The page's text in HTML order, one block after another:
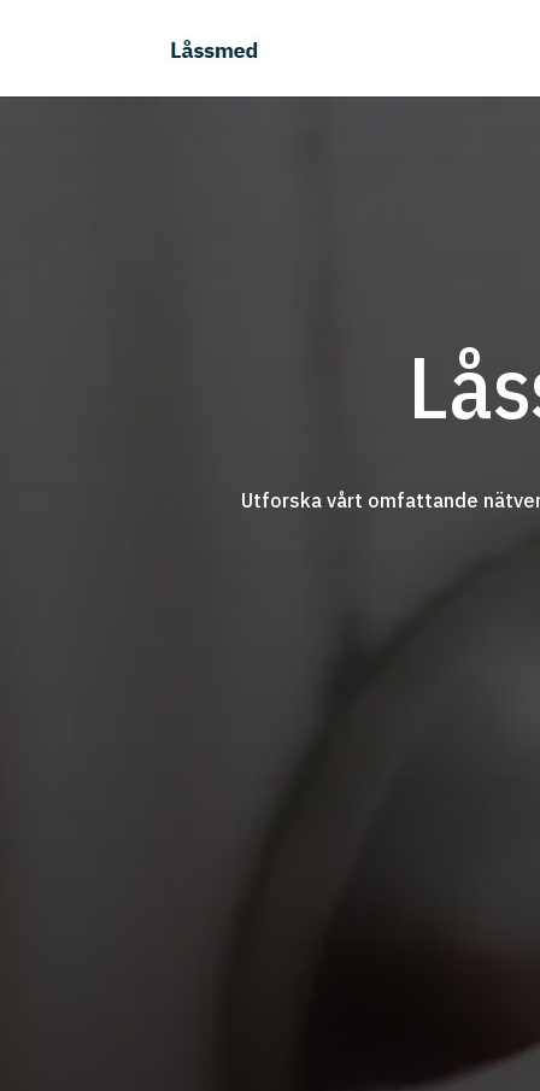
Utforska vårt omfattande